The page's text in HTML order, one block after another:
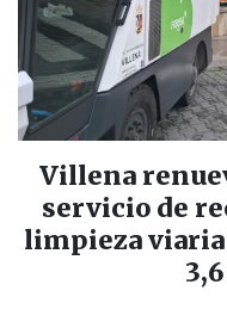
Villena
servicio de
limpieza